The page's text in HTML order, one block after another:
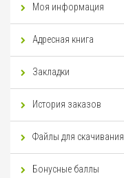
Моя информация
Адресная книга
Закладки
История заказов
Файлы для скачивания
Бонусные баллы